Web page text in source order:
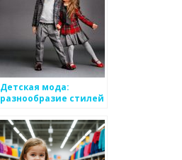
Детская мода:
разнообразие стилей